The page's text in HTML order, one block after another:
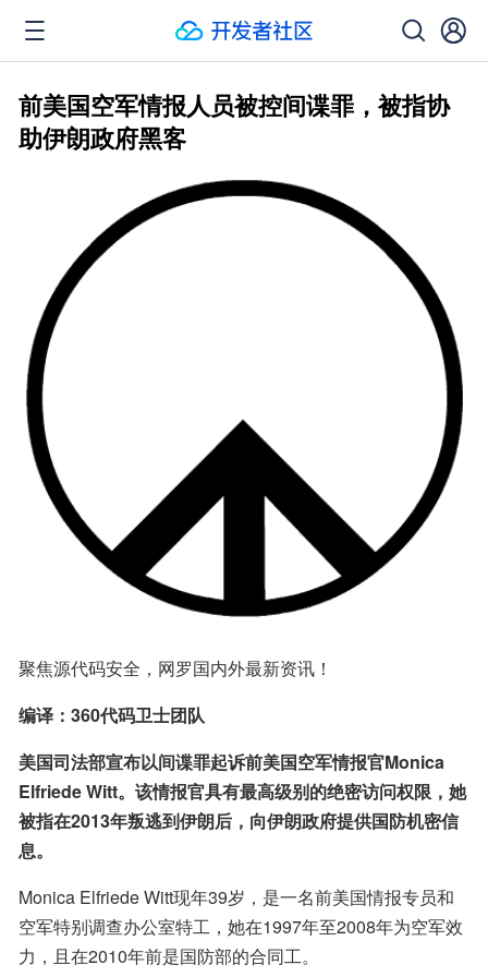
前美国空军情报人员被控间谍罪，被指协
助伊朗政府黑客
聚焦源代码安全，网罗国内外最新资讯！
编译：360代码卫士团队
美国司法部宣布以间谍罪起诉前美国空军情报官Monica
Elfriede Witt。该情报官具有最高级别的绝密访问权限，她
被指在2013年叛逃到伊朗后，向伊朗政府提供国防机密信
息。
Monica Elfriede Witt现年39岁，是一名前美国情报专员和
空军特别调查办公室特工，她在1997年至2008年为空军效
力，且在2010年前是国防部的合同工。